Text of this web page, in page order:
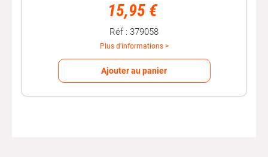
15,95 €
Réf : 379058
Plus d'informations >
Ajouter au panier